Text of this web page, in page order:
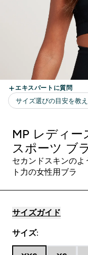
MP レディ
スポーツ ブラ
セカンドスキンの
ト力の女性用ブラ
サイズガイド
サイズ: